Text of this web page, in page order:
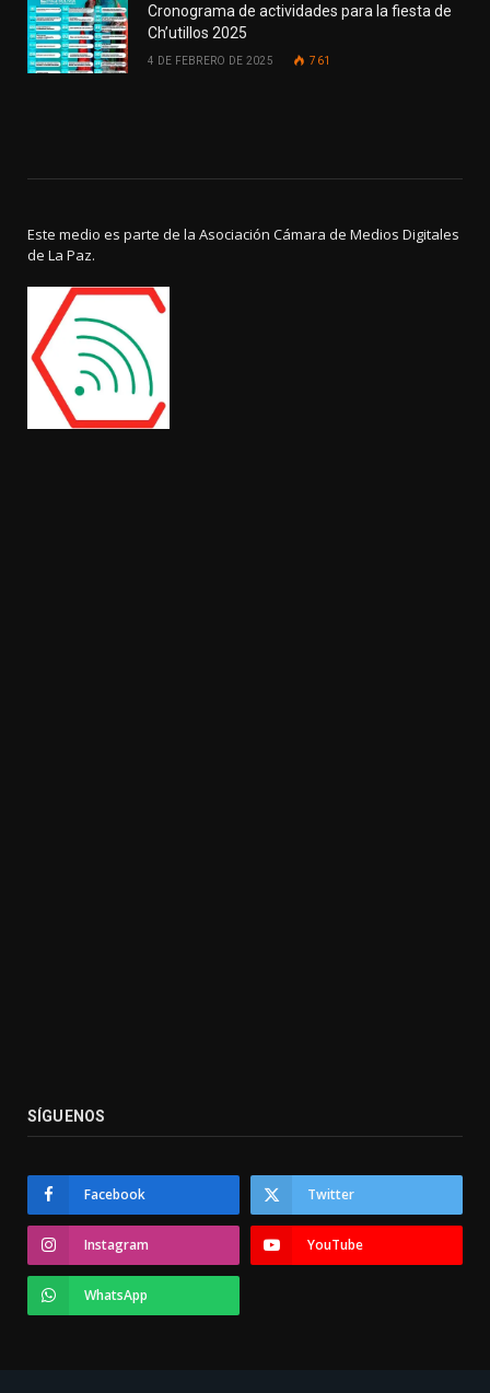
Cronograma de actividades para la fiesta de
Ch’utillos 2025
4 DE FEBRERO DE 2025 761
Este medio es parte de la Asociación Cámara de Medios Digitales
de La Paz.
SÍGUENOS
Facebook Twitter
Instagram YouTube
WhatsApp